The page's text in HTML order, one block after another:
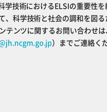
技術におけるELSIの重要性を
、科学技術と社会の調和を図る
ンツに関するお問い合わせは
）までご連絡く